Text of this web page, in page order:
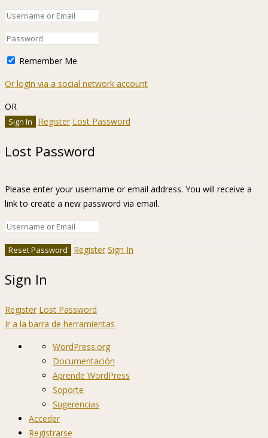
Remember Me
Or login via a social network account
OR
Register Lost Password
Lost Password
Please enter your username or email address. You will receive a
link to create a new password via email.
Register Sign In
Sign In
Register Lost Password
Ir a la barra de herramientas
Acerca
WordPress
WordPress.org
Documentación
Aprende WordPress
Soporte
Sugerencias
Acceder
Registrarse